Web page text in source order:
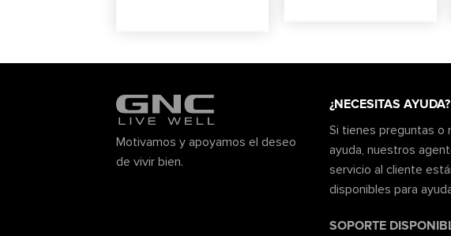
Motivamos y apoyamos el deseo
de vivir bien.
¿NECESITAS AYUDA?
Si tienes preguntas o
ayuda, nuestros
servicio al cliente
disponibles para
SOPORTE